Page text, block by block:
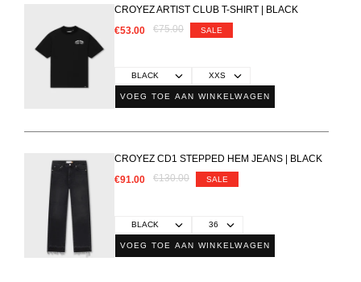
CROYEZ ARTIST CLUB T-SHIRT | BLACK
€53.00
€75.00 SALE
VOEG TOE AAN WINKELWAGEN
CROYEZ CD1 STEPPED HEM JEANS | BLACK
€91.00
€130.00 SALE
VOEG TOE AAN WINKELWAGEN